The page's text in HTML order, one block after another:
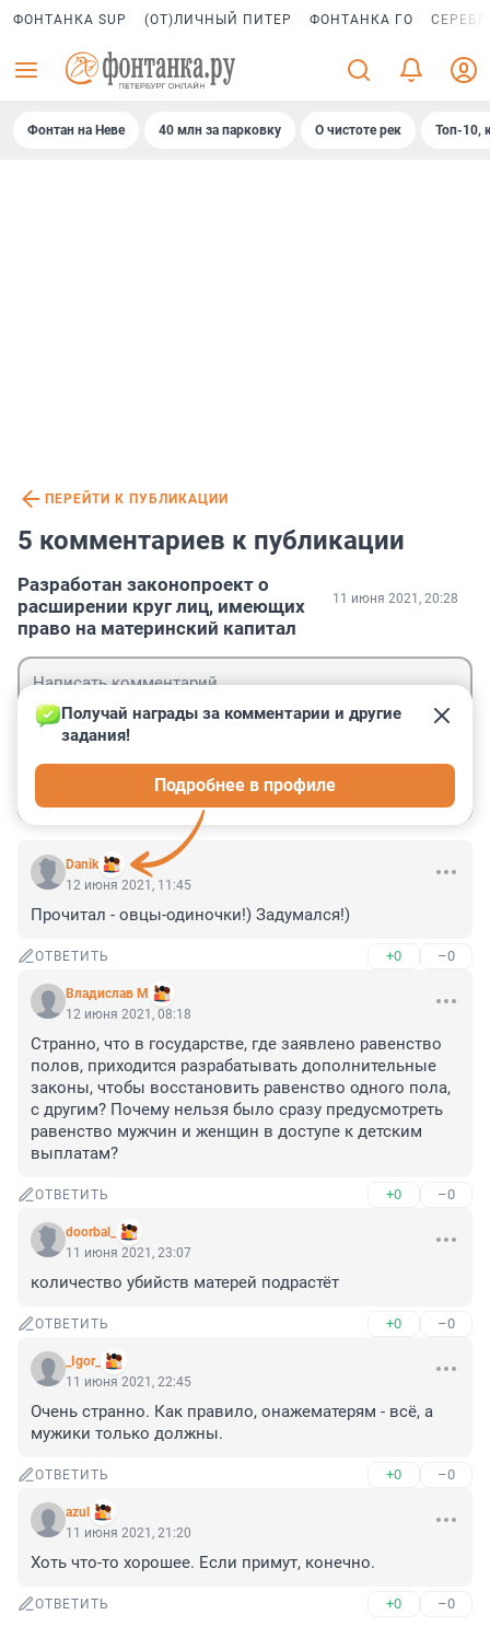
ФОНТАНКА SUP (ОТ)ЛИЧНЫЙ ПИТЕР ФОНТАНКА ГО
Фонтан на Неве 40 млн за парковку О чистоте рек Топ-10,
ПЕРЕЙТИ К ПУБЛИКАЦИИ
5 комментариев к публикации
Разработан законопроект о
расширении круг лиц, имеющих
право на материнский капитал
11 июня 2021, 20:28
Danik
Получай награды за комментарии и другие
задания!
Подробнее в профиле
12 июня 2021, 11:45
Прочитал - овцы-одиночки!) Задумался!)
ОТВЕТИТЬ +0 –0
Владислав М
12 июня 2021, 08:18
Странно, что в государстве, где заявлено равенство
полов, приходится разрабатывать дополнительные
законы, чтобы восстановить равенство одного пола,
с другим? Почему нельзя было сразу предусмотреть
равенство мужчин и женщин в доступе к детским
выплатам?
ОТВЕТИТЬ +0 –0
doorbal_
11 июня 2021, 23:07
количество убийств матерей подрастёт
ОТВЕТИТЬ +0 –0
_Igor_
11 июня 2021, 22:45
Очень странно. Как правило, онажематерям - всё, а
мужики только должны.
ОТВЕТИТЬ +0 –0
azul
11 июня 2021, 21:20
Хоть что-то хорошее. Если примут, конечно.
ОТВЕТИТЬ +0 –0